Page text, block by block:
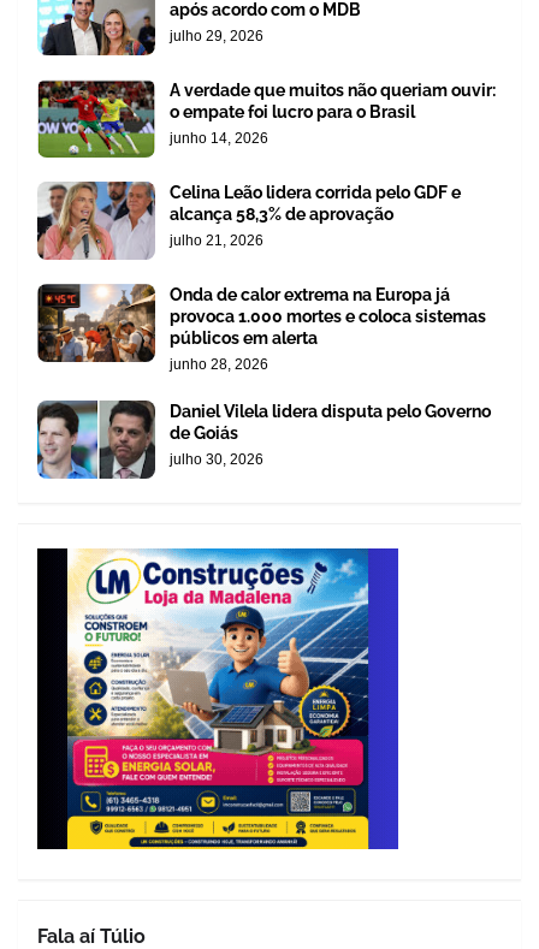
após acordo com o MDB
julho 29, 2026
A verdade que muitos não queriam ouvir:
o empate foi lucro para o Brasil
junho 14, 2026
Celina Leão lidera corrida pelo GDF e
alcança 58,3% de aprovação
julho 21, 2026
Onda de calor extrema na Europa já
provoca 1.000 mortes e coloca sistemas
públicos em alerta
junho 28, 2026
Daniel Vilela lidera disputa pelo Governo
de Goiás
julho 30, 2026
Fala aí Túlio